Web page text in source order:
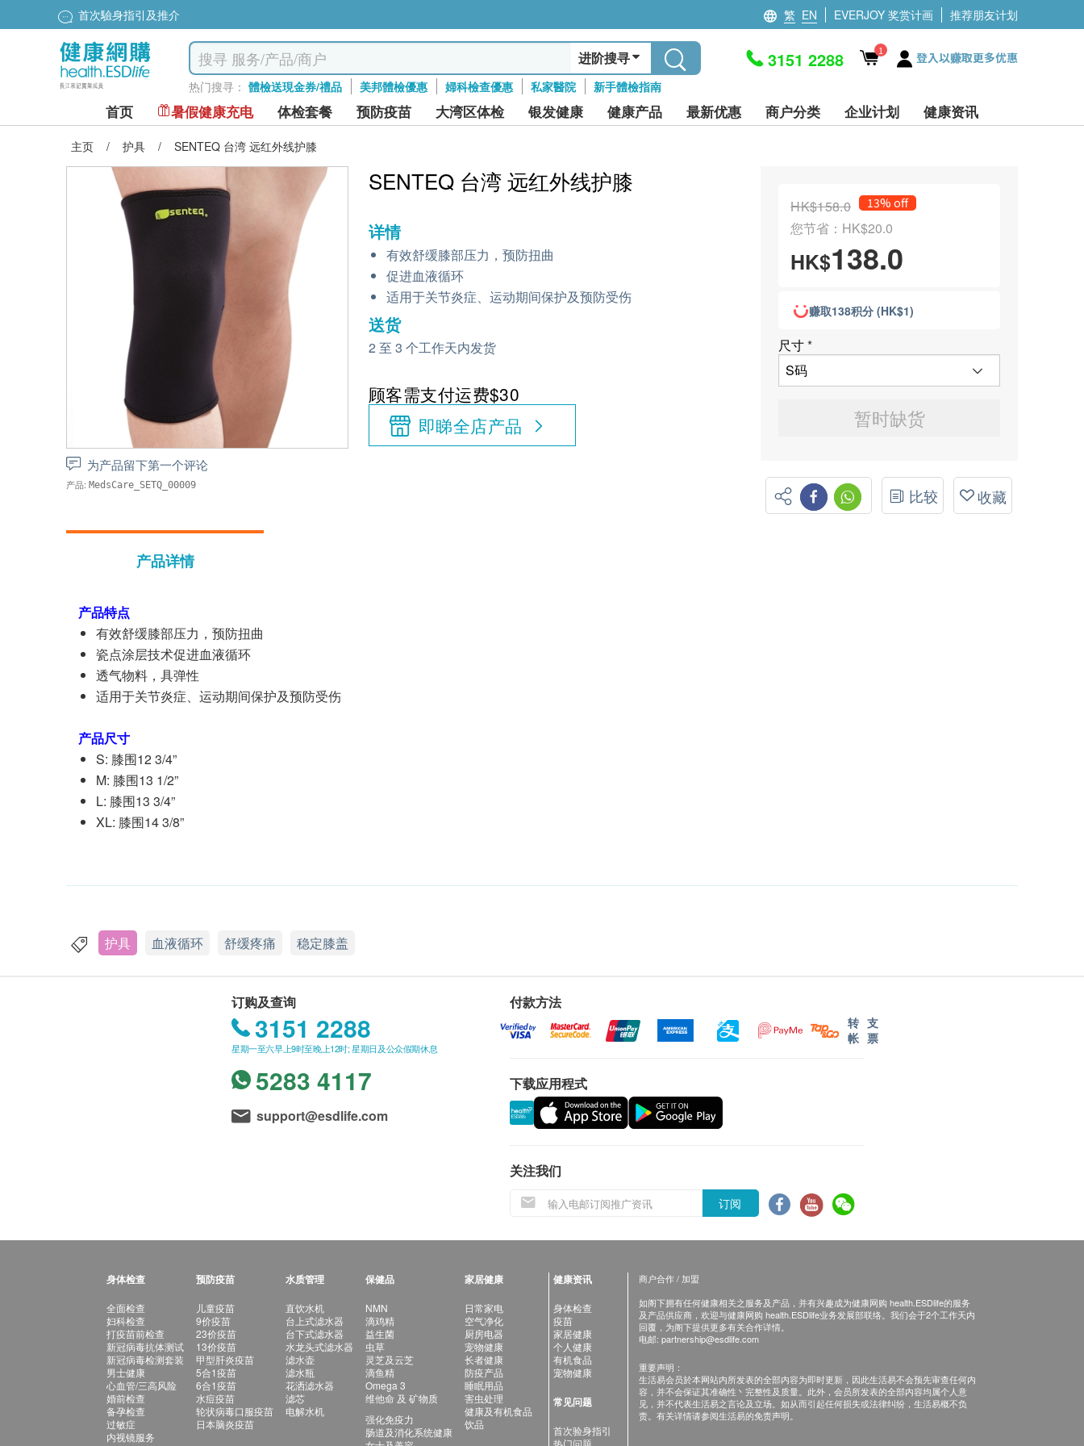
首次驗身指引及推介 繁 EN EVERJOY 奖赏计画 推荐朋友计划
进阶搜寻
热门搜寻： 體檢送現金券/禮品 美邦體檢優惠 婦科檢查優惠 私家醫院 新手體檢指南
3151 2288 1 登入以赚取更多优惠
首页 暑假健康充电 体检套餐 预防疫苗 大湾区体检 银发健康 健康产品 最新优惠 商户分类 企业计划 健康资讯
主页 / 护具 / SENTEQ 台湾 远红外线护膝
为产品留下第一个评论
产品: MedsCare_SETQ_00009
SENTEQ 台湾 远红外线护膝
详情
有效舒缓膝部压力，预防扭曲
促进血液循环
适用于关节炎症、运动期间保护及预防受伤
送货
2 至 3 个工作天内发货
顾客需支付运费$30
即睇全店产品
HK$158.0 13% off
您节省：HK$20.0
HK$138.0
赚取138积分 (HK$1)
尺寸*
暂时缺货
比较 收藏
产品详情
产品特点
有效舒缓膝部压力，预防扭曲
瓷点涂层技术促进血液循环
透气物料，具弹性
适用于关节炎症、运动期间保护及预防受伤
产品尺寸
S: 膝围12 3/4”
M: 膝围13 1/2”
L: 膝围13 3/4”
XL: 膝围14 3/8”
护具 血液循环 舒缓疼痛 稳定膝盖
订购及查询
3151 2288
星期一至六早上9时至晚上12时; 星期日及公众假期休息
5283 4117
support@esdlife.com
付款方法
转
帐
支
票
下载应用程式
关注我们
订阅
身体检查
全面检查
妇科检查
打疫苗前检查
新冠病毒抗体测试
新冠病毒检测套装
男士健康
心血管/三高风险
婚前检查
备孕检查
过敏症
内视镜服务
预防疫苗
儿童疫苗
9价疫苗
23价疫苗
13价疫苗
甲型肝炎疫苗
5合1疫苗
6合1疫苗
水痘疫苗
轮状病毒口服疫苗
日本脑炎疫苗
水质管理
直饮水机
台上式滤水器
台下式滤水器
水龙头式滤水器
滤水壶
滤水瓶
花洒滤水器
滤芯
电解水机
保健品
NMN
滴鸡精
益生菌
虫草
灵芝及云芝
滴鱼精
Omega 3
维他命 及 矿物质
强化免疫力
肠道及消化系统健康
家居健康
日常家电
空气净化
厨房电器
宠物健康
长者健康
防疫产品
睡眠用品
害虫处理
健康及有机食品
饮品
健康资讯
身体检查
疫苗
家居健康
个人健康
有机食品
宠物健康
常见问题
首次验身指引
热门问题
商户合作 / 加盟
如阁下拥有任何健康相关之服务及产品，并有兴趣成为健康网购 health.ESDlife的服务
及产品供应商，欢迎与健康网购 health.ESDlife业务发展部联络。我们会于2个工作天内
回覆，为阁下提供更多有关合作详情。
电邮: partnership@esdlife.com
重要声明：
生活易会员於本网站内所发表的全部内容为即时更新，因此生活易不会预先审查任何内
容，并不会保证其准确性丶完整性及质量。此外，会员所发表的全部内容均属个人意
见，并不代表生活易之言论及立场。如从而引起任何损失或法律纠纷，生活易概不负
责。有关详情请参阅生活易的免责声明。